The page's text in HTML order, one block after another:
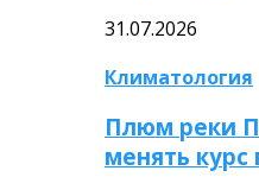
31.07.2026
Климатология
Плюм реки
менять курс